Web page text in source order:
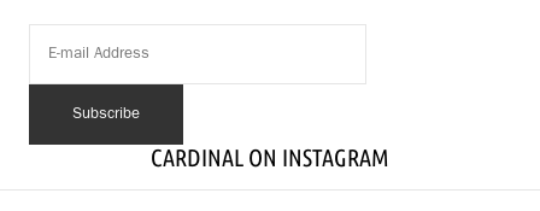
CARDINAL ON INSTAGRAM